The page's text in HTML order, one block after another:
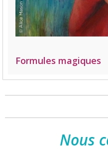
Formules magiques
Nous